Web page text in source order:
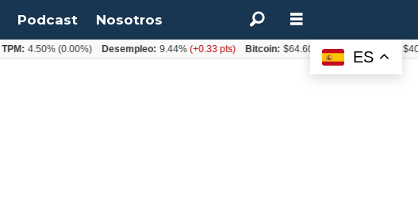
Podcast Nosotros
ES
4.50%(0.00%) Desempleo: 9.44%(+0.33 pts) Bitcoin: $64.600,08 (+2.93%)